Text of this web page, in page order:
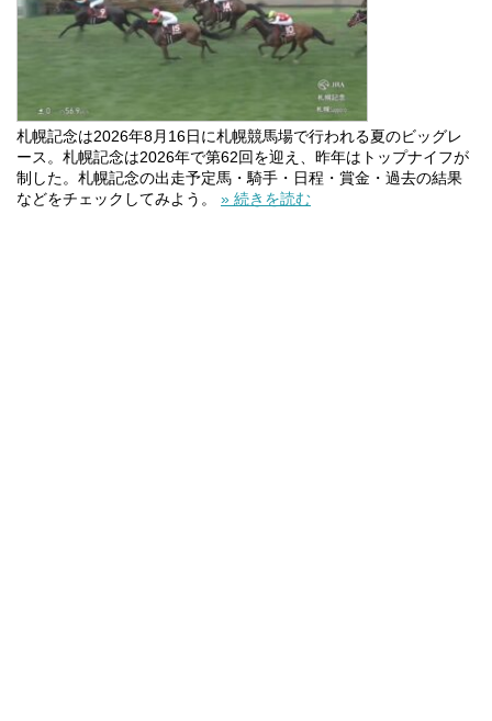
札幌記念は2026年8月16日に札幌競馬場で行われる夏のビッグレ
ース。札幌記念は2026年で第62回を迎え、昨年はトップナイフが
制した。札幌記念の出走予定馬・騎手・日程・賞金・過去の結果
などをチェックしてみよう。 » 続きを読む